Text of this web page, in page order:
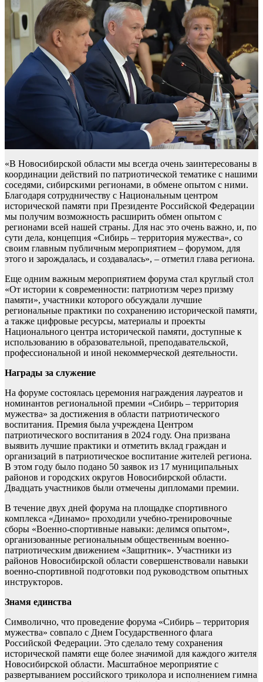
«В Новосибирской области мы всегда очень заинтересованы в
координации действий по патриотической тематике с нашими
соседями, сибирскими регионами, в обмене опытом с ними.
Благодаря сотрудничеству с Национальным центром
исторической памяти при Президенте Российской Федерации
мы получим возможность расширить обмен опытом с
регионами всей нашей страны. Для нас это очень важно, и, по
сути дела, концепция «Сибирь – территория мужества», со
своим главным публичным мероприятием – форумом, для
этого и зарождалась, и создавалась», – отметил глава региона.
Еще одним важным мероприятием форума стал круглый стол
«От истории к современности: патриотизм через призму
памяти», участники которого обсуждали лучшие
региональные практики по сохранению исторической памяти,
а также цифровые ресурсы, материалы и проекты
Национального центра исторической памяти, доступные к
использованию в образовательной, преподавательской,
профессиональной и иной некоммерческой деятельности.
Награды за служение
На форуме состоялась церемония награждения лауреатов и
номинантов региональной премии «Сибирь – территория
мужества» за достижения в области патриотического
воспитания. Премия была учреждена Центром
патриотического воспитания в 2024 году. Она призвана
выявить лучшие практики и отметить вклад граждан и
организаций в патриотическое воспитание жителей региона.
В этом году было подано 50 заявок из 17 муниципальных
районов и городских округов Новосибирской области.
Двадцать участников были отмечены дипломами премии.
В течение двух дней форума на площадке спортивного
комплекса «Динамо» проходили учебно-тренировочные
сборы «Военно-спортивные навыки: делимся опытом»,
организованные региональным общественным военно-
патриотическим движением «Защитник». Участники из
районов Новосибирской области совершенствовали навыки
военно-спортивной подготовки под руководством опытных
инструкторов.
Знамя единства
Символично, что проведение форума «Сибирь – территория
мужества» совпало с Днем Государственного флага
Российской Федерации. Это сделало тему сохранения
исторической памяти еще более значимой для каждого жителя
Новосибирской области. Масштабное мероприятие с
развертыванием российского триколора и исполнением гимна